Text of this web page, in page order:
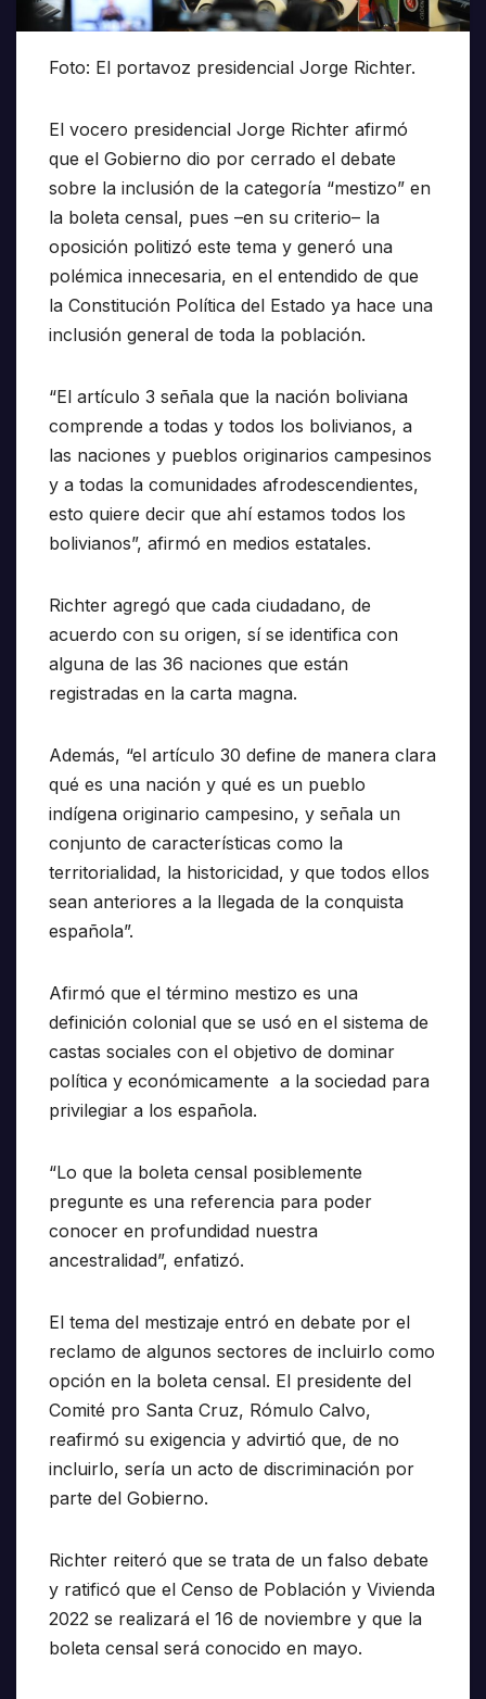
Foto: El portavoz presidencial Jorge Richter.
El vocero presidencial Jorge Richter afirmó
que el Gobierno dio por cerrado el debate
sobre la inclusión de la categoría “mestizo” en
la boleta censal, pues –en su criterio– la
oposición politizó este tema y generó una
polémica innecesaria, en el entendido de que
la Constitución Política del Estado ya hace una
inclusión general de toda la población.
“El artículo 3 señala que la nación boliviana
comprende a todas y todos los bolivianos, a
las naciones y pueblos originarios campesinos
y a todas la comunidades afrodescendientes,
esto quiere decir que ahí estamos todos los
bolivianos”, afirmó en medios estatales.
Richter agregó que cada ciudadano, de
acuerdo con su origen, sí se identifica con
alguna de las 36 naciones que están
registradas en la carta magna.
Además, “el artículo 30 define de manera clara
qué es una nación y qué es un pueblo
indígena originario campesino, y señala un
conjunto de características como la
territorialidad, la historicidad, y que todos ellos
sean anteriores a la llegada de la conquista
española”.
Afirmó que el término mestizo es una
definición colonial que se usó en el sistema de
castas sociales con el objetivo de dominar
política y económicamente a la sociedad para
privilegiar a los española.
“Lo que la boleta censal posiblemente
pregunte es una referencia para poder
conocer en profundidad nuestra
ancestralidad”, enfatizó.
El tema del mestizaje entró en debate por el
reclamo de algunos sectores de incluirlo como
opción en la boleta censal. El presidente del
Comité pro Santa Cruz, Rómulo Calvo,
reafirmó su exigencia y advirtió que, de no
incluirlo, sería un acto de discriminación por
parte del Gobierno.
Richter reiteró que se trata de un falso debate
y ratificó que el Censo de Población y Vivienda
2022 se realizará el 16 de noviembre y que la
boleta censal será conocido en mayo.